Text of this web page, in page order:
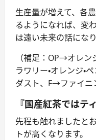
生産量が増えて、各
るようになれば、変
は遠い未来の話になり
（補足：OP→オレ
ラワリー・オレンジ
ダスト、F→ファイニ
『国産紅茶ではテ
先程も触れましたと
トが高くなります。